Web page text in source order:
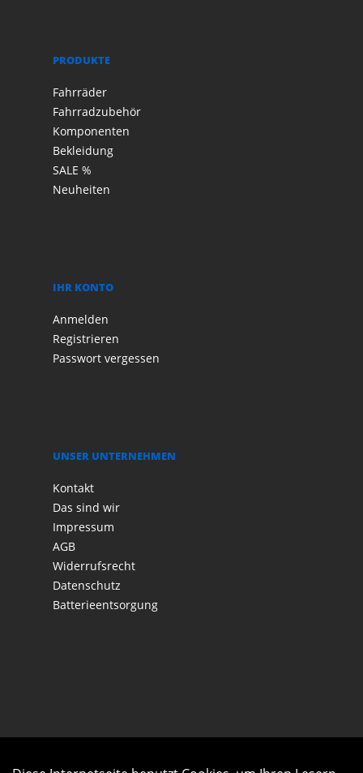
PRODUKTE
Fahrräder
Fahrradzubehör
Komponenten
Bekleidung
SALE %
Neuheiten
IHR KONTO
Anmelden
Registrieren
Passwort vergessen
UNSER UNTERNEHMEN
Kontakt
Das sind wir
Impressum
AGB
Widerrufsrecht
Datenschutz
Batterieentsorgung